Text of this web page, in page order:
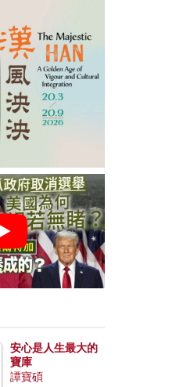
安心是人生最大的
寶庫
譚寶碩